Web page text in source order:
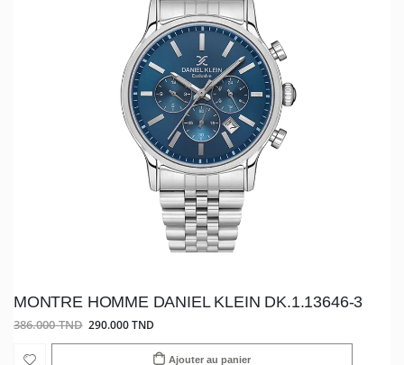
MONTRE HOMME DANIEL KLEIN DK.1.13646-3
386.000 TND 290.000 TND
Ajouter au panier